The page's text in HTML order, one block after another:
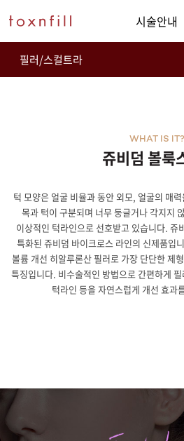
강남본점
강동천호점
강서점
남자
여자
시술안내
쥬비덤 볼룩
WHAT IS IT?
턱 모양은 얼굴 비율과 동안 외모, 얼굴의 매
목과 턱이 구분되며 너무 둥글거나 각지지
이상적인 턱라인으로 선호받고 있습니다. 쥬
특화된 쥬비덤 바이크로스 라인의 신제품입
볼륨 개선 히알루론산 필러로 가장 단단한 제
특징입니다. 비수술적인 방법으로 간편하게
턱라인 등을 자연스럽게 개선 효과